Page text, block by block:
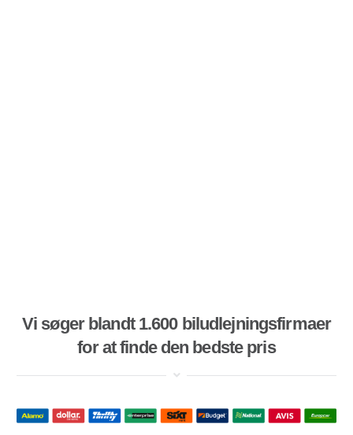
Vi søger blandt 1.600 biludlejningsfirmaer
for at finde den bedste pris